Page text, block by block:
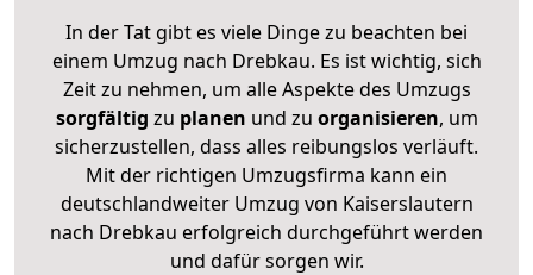
In der Tat gibt es viele Dinge zu beachten bei
einem Umzug nach Drebkau. Es ist wichtig, sich
Zeit zu nehmen, um alle Aspekte des Umzugs
sorgfältig zu planen und zu organisieren, um
sicherzustellen, dass alles reibungslos verläuft.
Mit der richtigen Umzugsfirma kann ein
deutschlandweiter Umzug von Kaiserslautern
nach Drebkau erfolgreich durchgeführt werden
und dafür sorgen wir.